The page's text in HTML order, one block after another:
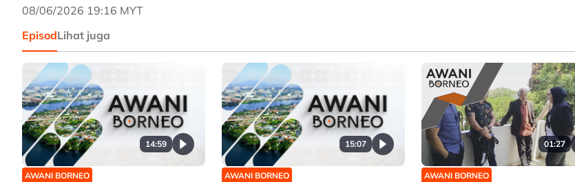
08/06/2026 19:16 MYT
EpisodLihat juga
14:59
AWANI BORNEO
15:07
AWANI BORNEO
01:27
AWANI BORNEO